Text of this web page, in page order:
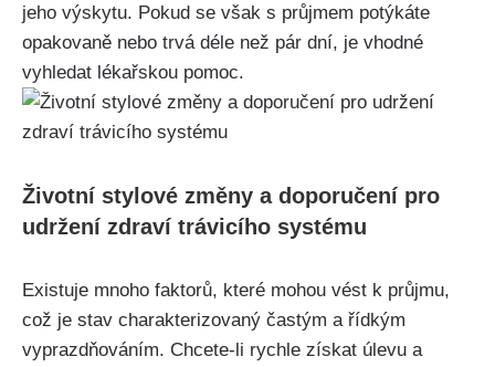
jeho výskytu. Pokud se však s ‌průjmem⁤ potýkáte
⁣opakovaně nebo trvá déle než pár dní, je‍ vhodné
vyhledat lékařskou pomoc.
Životní⁢ stylové změny a doporučení pro
⁤udržení zdraví trávicího systému
Existuje mnoho faktorů, které mohou⁣ vést k​ průjmu,
což je stav ⁢charakterizovaný častým a řídkým​
vyprazdňováním. Chcete-li rychle⁢ získat úlevu a